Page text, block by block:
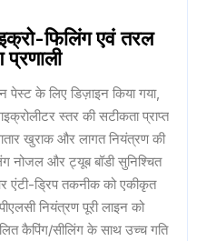
फिलिंग एवं तरल
के लिए डिज़ाइन किया गया,
स्तर की सटीकता प्राप्त
खुराक और लागत नियंत्रण की
नोजल और ट्यूब बॉडी सुनिश्चित
ड्रिप तकनीक को एकीकृत
नियंत्रण पूरी लाइन को
कैपिंग/सीलिंग के साथ उच्च गति